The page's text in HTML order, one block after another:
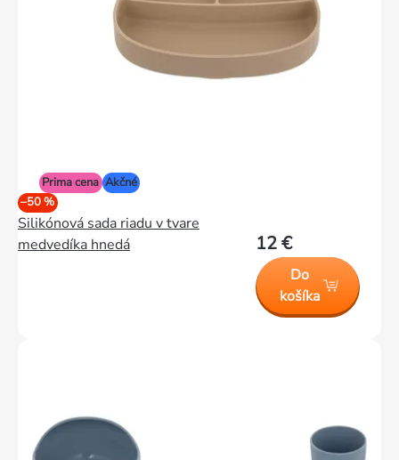
Prima cena Akčné
–50 %
Silikónová sada riadu v tvare
medvedíka hnedá
12 €
Do
košíka